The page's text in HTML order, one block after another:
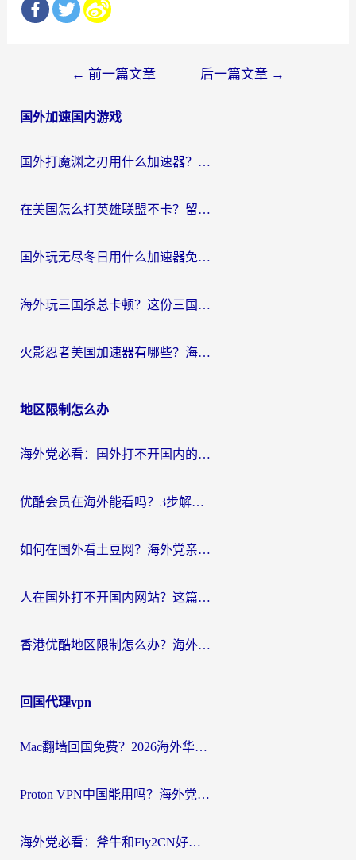
导
← 前一篇文章 后一篇文章 →
国外加速国内游戏
国外打魔渊之刃用什么加速器？2026海外玩家国服游戏加速全攻略（附闪耀暖暖&复苏的魔女避坑指南）
在美国怎么打英雄联盟不卡？留学生亲测的国服游戏加速全攻略
国外玩无尽冬日用什么加速器免费？海外党国服游戏加速避坑指南
海外玩三国杀总卡顿？这份三国杀游戏加速器指南帮你告别延迟烦恼
火影忍者美国加速器有哪些？海外党亲测的国服游戏加速全攻略（含菲律宾玩三国之刃守望黎明技巧）
地区限制怎么办
海外党必看：国外打不开国内的app怎么办？3步解决你的乡愁
优酷会员在海外能看吗？3步解决海外追剧难题，附实测好用加速器推荐
如何在国外看土豆网？海外党亲测有效的追剧加速器选择指南
人在国外打不开国内网站？这篇攻略帮你无缝解锁国内资源（附交管12123使用技巧）
香港优酷地区限制怎么办？海外党亲测有效的追剧解决方案
回国代理vpn
Mac翻墙回国免费？2026海外华人亲测：从CCTV5直播到国内APP，这样选加速器才靠谱
Proton VPN中国能用吗？海外党选回国加速器的避坑指南（附番茄加速器实测）
海外党必看：斧牛和Fly2CN好用吗？3招教你选对回国加速器（附免费试用攻略）